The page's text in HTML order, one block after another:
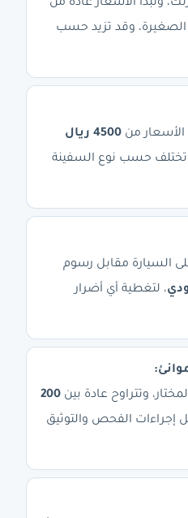
وتبدأ الأسعار عادة من
الصغيرة، وقد تزيد حسب
الأسعار من
4500 ريال
حسب نوع السفينة
السيارة مقابل رسوم
، لتغطية أي أضرار
وتتراوح عادة بين 200
إجراءات الفحص والتوثيق